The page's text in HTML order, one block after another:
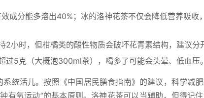
成分能多溶出40%；冰的洛神花茶不仅会降低营养吸收
2小时，但柑橘类的酸性物质会破坏花青素结构，建议分
过5克（大概泡300ml茶），喝多了可能会头晕、低血压。
统活儿。按照《中国居民膳食指南》的建议，科学减
氧运动”的基本原则。洛神花茶可以当辅助，但得记